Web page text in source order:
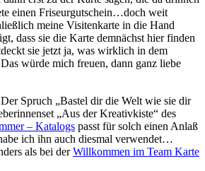
einen Friseurgutschein…doch weit
meine Visitenkarte in die Hand
dass sie die Karte demnächst hier finden
sie jetzt ja, was wirklich in dem
würde mich freuen, dann ganz liebe
Spruch „Bastel dir die Welt wie sie dir
„Aus der Kreativkiste“ des
– Katalogs passt für solch einen Anlaß
ich ihn auch diesmal verwendet…
als bei derWillkommen im Team Karte